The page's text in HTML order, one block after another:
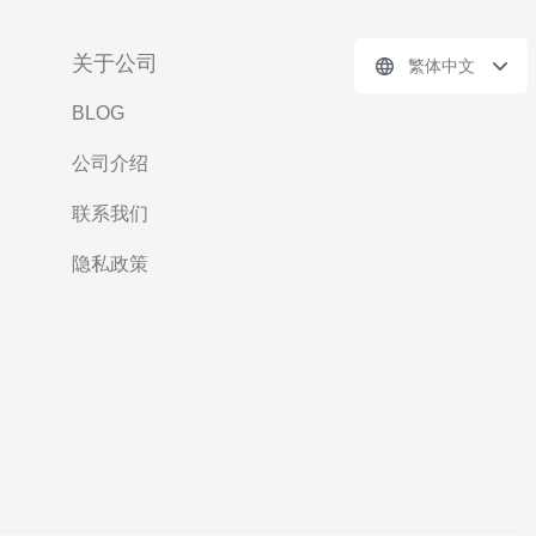
关于公司
BLOG
公司介绍
联系我们
隐私政策
繁体中文